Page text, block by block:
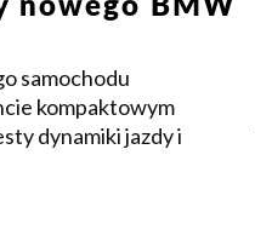
nowego BMW
samochodu
kompaktowym
dynamiki jazdy i